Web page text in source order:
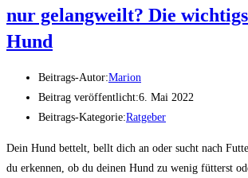
nur gelangweilt? Die
Hund
Beitrags-Autor:Marion
Beitrag veröffentlicht:6. Mai 2022
Beitrags-Kategorie:Ratgeber
Dein Hund bettelt, bellt dich an oder sucht nach
du erkennen, ob du deinen Hund zu wenig fütterst